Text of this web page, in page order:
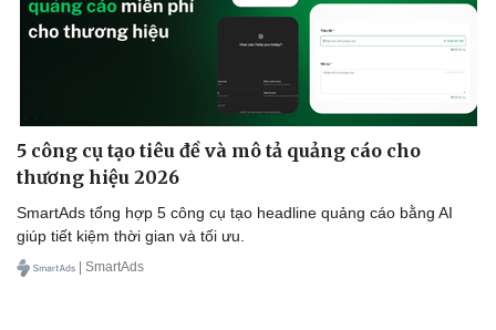
5 công cụ tạo tiêu đề và mô tả quảng cáo cho
thương hiệu 2026
SmartAds tổng hợp 5 công cụ tạo headline quảng cáo bằng AI
giúp tiết kiệm thời gian và tối ưu.
| SmartAds